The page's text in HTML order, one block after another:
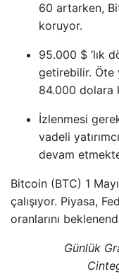
60 artarken,
koruyor.
95.000 $ ‘lık
getirebilir. Öte
84.000 dolara
İzlenmesi
vadeli
devam
Bitcoin (BTC) 1
çalışıyor. Piyasa,
oranlarını
Günlük